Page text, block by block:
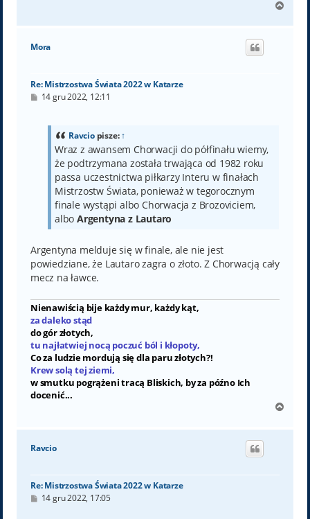
g
Mora
Re: Mistrzostwa Świata 2022 w Katarze
P14 gru 2022, 12:11
Ravciopisze:↑
Wraz z awansem Chorwacji do półfinału wiemy,
że podtrzymana została trwająca od 1982 roku
passa uczestnictwa piłkarzy Interu w finałach
Mistrzostw Świata, ponieważ w tegorocznym
finale wystąpi albo Chorwacja z Brozoviciem,
albo Argentyna z Lautaro
Argentyna melduje się w finale, ale nie jest
powiedziane, że Lautaro zagra o złoto. Z Chorwacją cały
mecz na ławce.
Nienawiścią bije każdy mur, każdy kąt,
za daleko stąd
do gór złotych,
tu najłatwiej nocą poczuć ból i kłopoty,
Co za ludzie mordują się dla paru złotych?!
Krew solą tej ziemi,
w smutku pogrążeni tracą Bliskich, by za późno Ich
docenić...
g
Ravcio
Re: Mistrzostwa Świata 2022 w Katarze
P14 gru 2022, 17:05